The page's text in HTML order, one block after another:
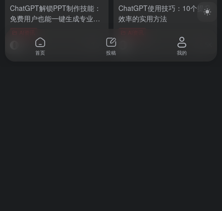
ChatGPT解锁PPT制作技能：
免费用户也能一键生成专业演
示文稿
AI资讯
3个月前
ChatGPT使用技巧：10个提升
效率的实用方法
AI资讯
首页 投稿 我的